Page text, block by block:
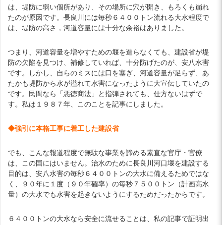
は、堤防に弱い個所があり、その場所に穴が開き、もろくも崩れ
たのが原因です。長良川には毎秒６４００トン流れる大水程度で
は、堤防の高さ，河道容量には十分な余裕はありました。
つまり、河道容量を増やすための堰を造らなくても、建設省が堤
防の欠陥を見つけ、補修していれば、十分防げたのが、安八水害
です。しかし、自らのミスには口を塞ぎ、河道容量が足らず、あ
たかも堤防から水が溢れて水害になったように大宣伝していたの
です。民間なら「悪徳商法」と指弾されても、仕方ないはずで
す。私は１９８７年、このことを記事にしました。
◆強引に本格工事に着工した建設省
でも、こんな報道程度で無駄な事業を諦める素直な官庁・官僚
は、この国にはいません。治水のために長良川河口堰を建設する
目的は、安八水害の毎秒６４００トンの大水に備えるためではな
く、９０年に１度（９０年確率）の毎秒７５００トン（計画高水
量）の大水でも水害を起きないようにするためだったからです。
６４００トンの大水なら安全に流せることは、私の記事で証明出